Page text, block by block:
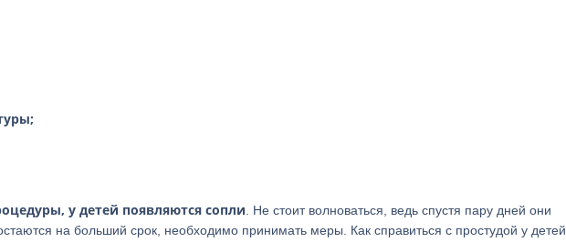
у детей появляются сопли . Не стоит волноваться, ведь спустя пару дней они
на больший срок, необходимо принимать меры. Как справиться с простудой у детей,